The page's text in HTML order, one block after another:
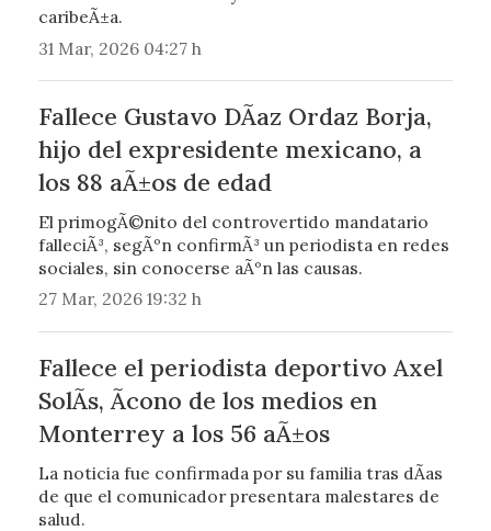
caribeÃ±a.
31 Mar, 2026 04:27 h
Fallece Gustavo DÃ­az Ordaz Borja,
hijo del expresidente mexicano, a
los 88 aÃ±os de edad
El primogÃ©nito del controvertido mandatario
falleciÃ³, segÃºn confirmÃ³ un periodista en redes
sociales, sin conocerse aÃºn las causas.
27 Mar, 2026 19:32 h
Fallece el periodista deportivo Axel
SolÃ­s, Ã­cono de los medios en
Monterrey a los 56 aÃ±os
La noticia fue confirmada por su familia tras dÃ­as
de que el comunicador presentara malestares de
salud.